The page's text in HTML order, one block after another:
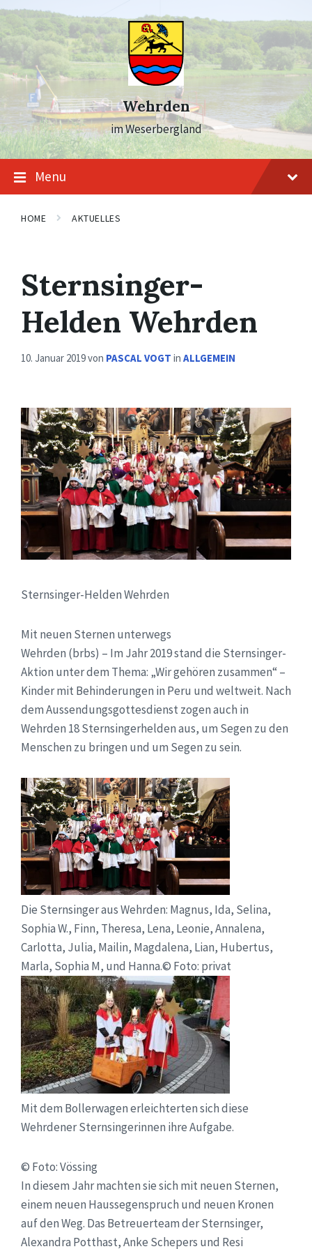
Skip
to
content
Skip
to
main
navigation
Skip
to
footer
Wehrden
im Weserbergland
Menu
HOME AKTUELLES
Sternsinger-
Helden Wehrden
10. Januar 2019von PASCAL VOGT in ALLGEMEIN
Sternsinger-Helden Wehrden
Mit neuen Sternen unterwegs
Wehrden (brbs) – Im Jahr 2019 stand die Sternsinger-
Aktion unter dem Thema: „Wir gehören zusammen“ –
Kinder mit Behinderungen in Peru und weltweit. Nach
dem Aussendungsgottesdienst zogen auch in
Wehrden 18 Sternsingerhelden aus, um Segen zu den
Menschen zu bringen und um Segen zu sein.
Die Sternsinger aus Wehrden: Magnus, Ida, Selina,
Sophia W., Finn, Theresa, Lena, Leonie, Annalena,
Carlotta, Julia, Mailin, Magdalena, Lian, Hubertus,
Marla, Sophia M, und Hanna.© Foto: privat
Mit dem Bollerwagen erleichterten sich diese
Wehrdener Sternsingerinnen ihre Aufgabe.
© Foto: Vössing
In diesem Jahr machten sie sich mit neuen Sternen,
einem neuen Haussegenspruch und neuen Kronen
auf den Weg. Das Betreuerteam der Sternsinger,
Alexandra Potthast, Anke Schepers und Resi